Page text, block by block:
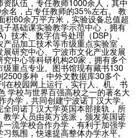
资队伍，专任教师1000余人，其中
名，占专任教师的35%左右。 教
积60余万平方米，实验设备总值超
子基础课实验教学示范中心，拥有
技术、数字信号处理（DSP）、
品加工技术等市级重点实验室，
展研究中心、宁波市文化产业发展
究中心等科研机构20家，拥有多个
级重点专业。图书馆现有藏书130
多种，中外文数据库30多个，
在校园网上运行，实行人、机、书
学校与世界百强高校之一的著名大
办学，共同创建宁波诺丁汉大学。
全同诺丁汉大学英国本部接轨，所
教学人员由英方选派，颁发英国诺
一流学校合作办学，有利于加强学
氛围，快速提高整体办学水平。